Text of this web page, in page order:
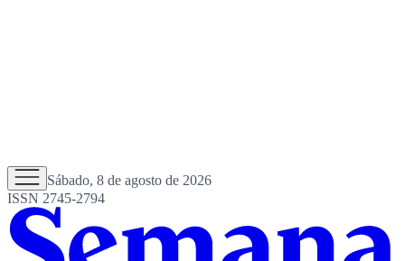
Sábado, 8 de agosto de 2026
ISSN 2745-2794